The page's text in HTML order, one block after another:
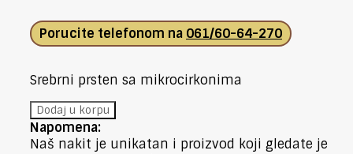
Porucite telefonom na 061/60-64-270
Srebrni prsten sa mikrocirkonima
1793
Prsten
sa
Dodaj u korpu
Napomena:
Naš nakit je unikatan i proizvod koji gledate je